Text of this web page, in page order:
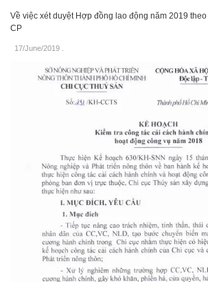
Về việc xét duyệt Hợp đồng lao động năm 2019
CP
17/June/2019